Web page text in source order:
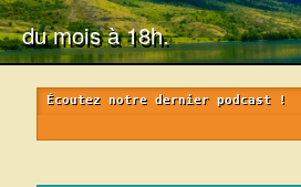
du mois à 18h.
Écoutez notre dernier podcast !